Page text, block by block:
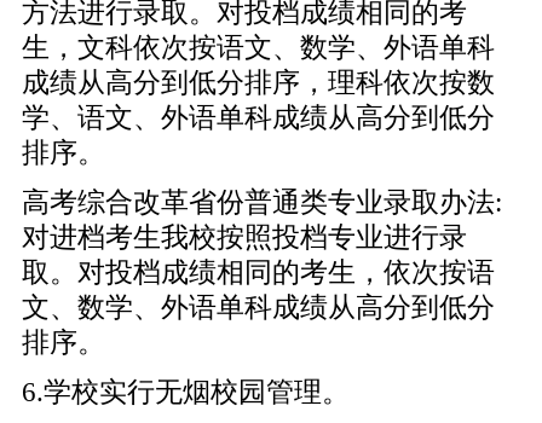
方法进行录取。对投档成绩相同的考
生，文科依次按语文、数学、外语单科
成绩从高分到低分排序，理科依次按数
学、语文、外语单科成绩从高分到低分
排序。
高考综合改革省份普通类专业录取办法:
对进档考生我校按照投档专业进行录
取。对投档成绩相同的考生，依次按语
文、数学、外语单科成绩从高分到低分
排序。
6.学校实行无烟校园管理。